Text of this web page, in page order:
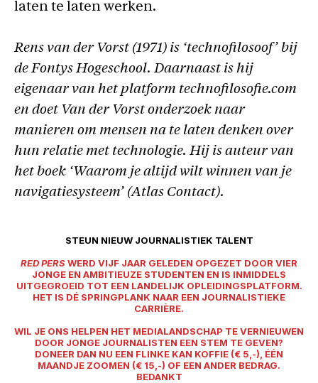
laten te laten werken.
Rens van der Vorst (1971) is ‘technofilosoof’ bij
de Fontys Hogeschool. Daarnaast is hij
eigenaar van het platform technofilosofie.com
en doet Van der Vorst onderzoek naar
manieren om mensen na te laten denken over
hun relatie met technologie. Hij is auteur van
het boek ‘Waarom je altijd wilt winnen van je
navigatiesysteem’ (Atlas Contact).
STEUN NIEUW JOURNALISTIEK TALENT
RED PERSWERD VIJF JAAR GELEDEN OPGEZET DOOR VIER
JONGE EN AMBITIEUZE STUDENTEN EN IS INMIDDELS
UITGEGROEID TOT EEN LANDELIJK OPLEIDINGSPLATFORM.
HET IS DÉ SPRINGPLANK NAAR EEN JOURNALISTIEKE
CARRIÈRE.
WIL JE ONS HELPEN HET MEDIALANDSCHAP TE VERNIEUWEN
DOOR JONGE JOURNALISTEN EEN STEM TE GEVEN?
DONEER DAN NU EEN FLINKE KAN KOFFIE (€ 5,-), ÉÉN
MAANDJE ZOOMEN (€ 15,-) OF EEN ANDER BEDRAG.
BEDANKT